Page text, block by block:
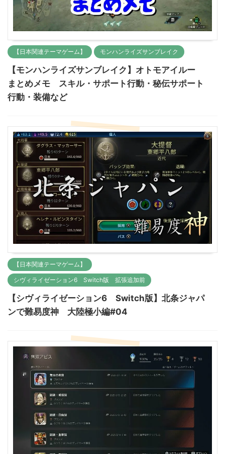
【日本関連テーマゲーム】 モンハンライズサンブレイク
【モンハンライズサンブレイク】オトモアイルー
まとめメモ スキル・サポート行動・秘伝サポート
行動・装備など
【日本関連テーマゲーム】
シヴィライゼーション6 Switch版 拡張追加前
【シヴィライゼーション6 Switch版】北条ジャパ
ンで難易度神 大陸極小編#04